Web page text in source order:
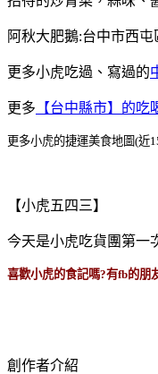
阿秋大肥鵝:台中市西屯
更多小虎吃過、寫過的
更多 【台中縣市】的吃
更多小虎的捷運美食地圖(近
【小虎五四三】
今天是小虎吃貨團第一
喜歡小虎的食記嗎?有fb的朋
創作者介紹